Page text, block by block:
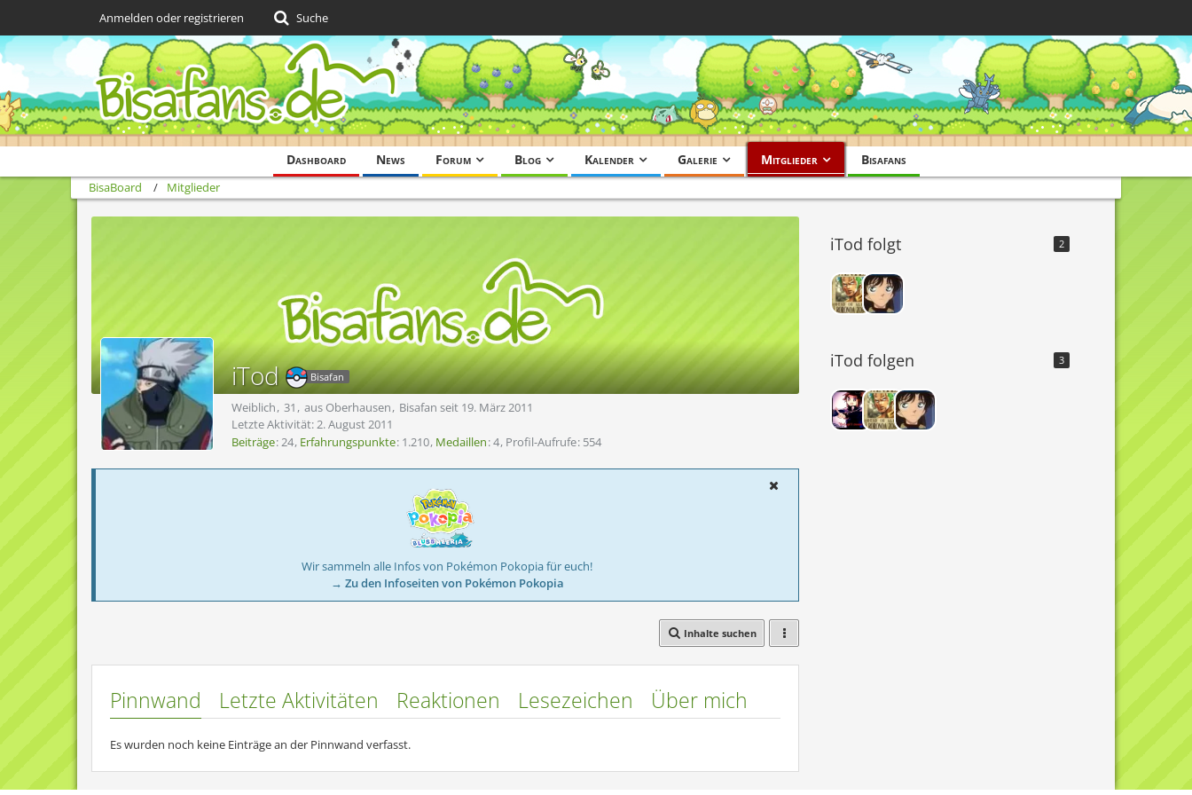
Dashboard News Forum Blog Kalender Galerie Mitglieder Bisafans
Anmelden oder registrieren Suche
BisaBoard Mitglieder
iTod Bisafan
Weiblich 31 aus Oberhausen
Bisafan seit 19. März 2011
Letzte Aktivität:2. August 2011
Beiträge 24 Erfahrungspunkte 1.210 Medaillen 4 Profil-Aufrufe 554
Wir sammeln alle Infos von Pokémon Pokopia für euch!
→ Zu den Infoseiten von Pokémon Pokopia
Inhalte suchen
Pinnwand Letzte Aktivitäten Reaktionen Lesezeichen Über mich
Es wurden noch keine Einträge an der Pinnwand verfasst.
iTod folgt 2
iTod folgen 3